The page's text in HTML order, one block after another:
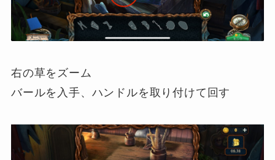
右の草をズーム
バールを入手、ハンドルを取り付けて回す